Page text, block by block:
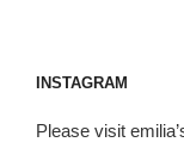
INSTAGRAM
Please visit